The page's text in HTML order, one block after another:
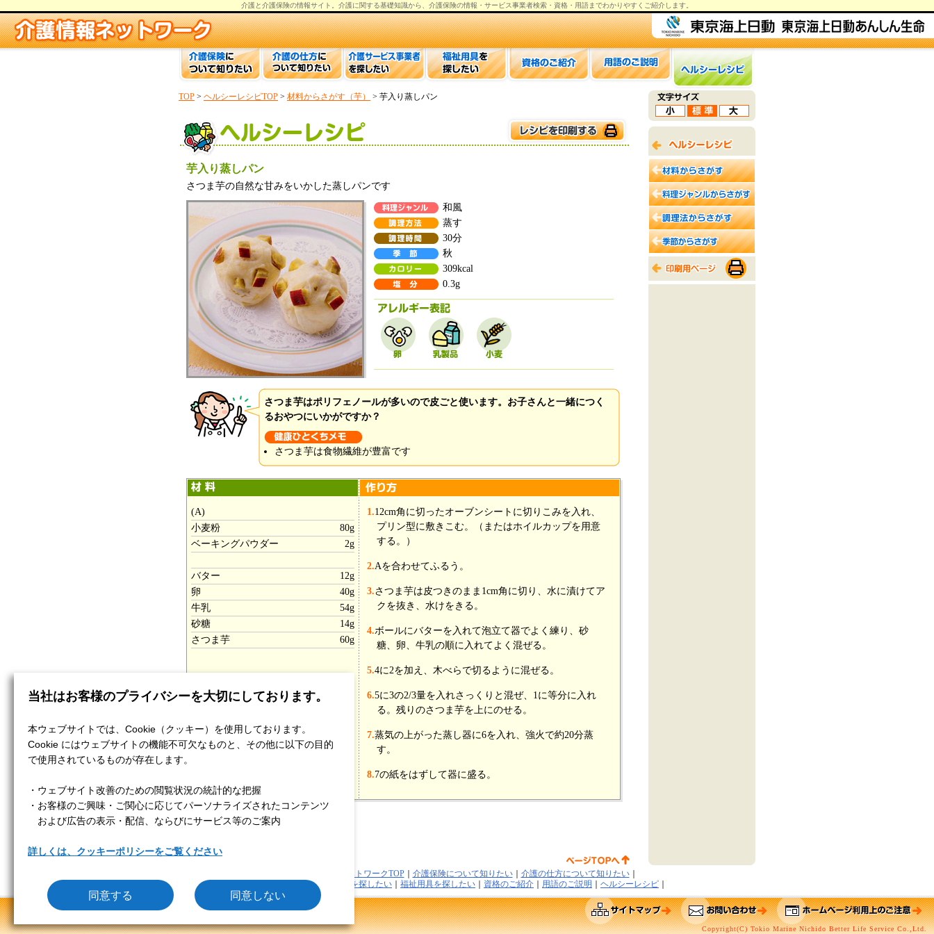
介護と介護保険の情報サイト。 介護に関する基礎知識から、 介護保険の情報 ・サービス事業者検索・資格・用語までわかりやすくご紹介します。
TOP > ヘルシーレシピTOP > 材料からさがす（芋） > 芋入り蒸しパン
芋入り蒸しパン
さつま芋の自然な甘みをいかした蒸しパンです
和風
蒸す
30分
秋
309kcal
0.3g
さつま芋はポリフェノールが多いので皮ごと使います。お子さんと一緒につく
るおやつにいかがですか？
さつま芋は食物繊維が豊富です
(A)
小麦粉
80g
ベーキングパウダー
2g
バター
12g
卵
40g
牛乳
54g
砂糖
14g
さつま芋
60g
1.12cm角に切ったオーブンシートに切りこみを入れ、
プリン型に敷きこむ。（またはホイルカップを用意
する。）
2.Aを合わせてふるう。
3.さつま芋は皮つきのまま1cm角に切り、水に漬けてア
クを抜き、水けをきる。
4.ボールにバターを入れて泡立て器でよく練り、砂
糖、卵、牛乳の順に入れてよく混ぜる。
5.4に2を加え、木べらで切るように混ぜる。
6.5に3の2/3量を入れさっくりと混ぜ、1に等分に入れ
る。残りのさつま芋を上にのせる。
7.蒸気の上がった蒸し器に6を入れ、強火で約20分蒸
す。
8.7の紙をはずして器に盛る。
介護情報ネットワークTOP｜ 介護保険について知りたい｜ 介護の仕方について知りたい｜
介護サービス事業者を探したい 福祉用具を探したい 資格のご紹介 用語のご説明 ヘルシーレシピ
クッキーポリシー
Copyright(C) Tokio Marine Nichido Better Life Service Co.,Ltd.
当社はお客様のプライバシーを大切にしております。
本ウェブサイトでは、Cookie（クッキー）を使用しております。
Cookie にはウェブサイトの機能不可欠なものと、その他に以下の目的
で使用されているものが存在します。
・ウェブサイト改善のための閲覧状況の統計的な把握
・お客様のご興味・ご関心に応じてパーソナライズされたコンテンツ
および広告の表示・配信、ならびにサービス等のご案内
詳しくは、クッキーポリシーをご覧ください
同意する 同意しない